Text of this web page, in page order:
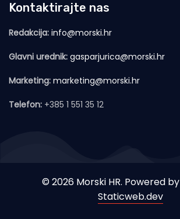
Kontaktirajte nas
Redakcija: info@morski.hr
Glavni urednik: gasparjurica@morski.hr
Marketing: marketing@morski.hr
Telefon: +385 1 551 35 12
© 2026 Morski HR. Powered by
Staticweb.dev